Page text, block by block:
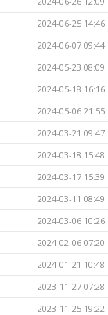
2024-06-25 14:46
2024-06-07 09:44
2024-05-23 08:09
2024-05-18 16:16
2024-05-06 21:55
2024-03-21 09:47
2024-03-18 15:48
2024-03-17 15:39
2024-03-11 08:49
2024-03-06 10:26
2024-02-06 07:20
2024-01-21 10:48
2023-11-27 07:28
2023-11-25 19:22